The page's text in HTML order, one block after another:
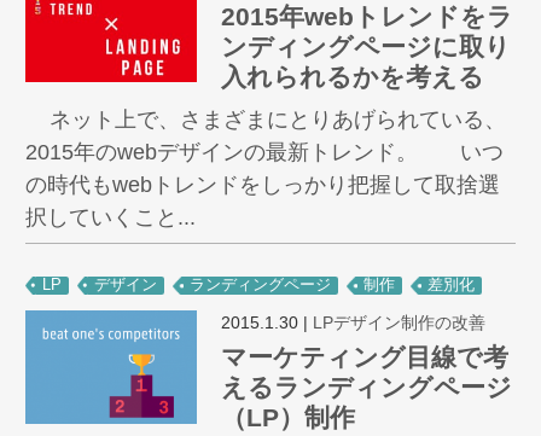
2015年webトレンドをラ
ンディングページに取り
入れられるかを考える
ネット上で、さまざまにとりあげられている、
2015年のwebデザインの最新トレンド。 いつ
の時代もwebトレンドをしっかり把握して取捨選
択していくこと...
LP デザイン ランディングページ 制作 差別化
2015.1.30 | LPデザイン制作の改善
マーケティング目線で考
えるランディングページ
（LP）制作